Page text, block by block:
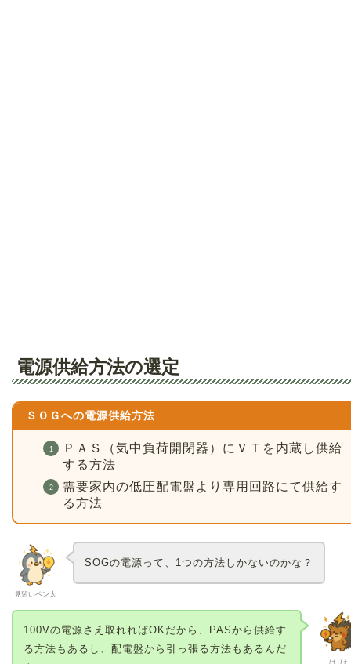
電源供給方法の選定
ＳＯＧへの電源供給方法
ＰＡＳ（気中負荷開閉器）にＶＴを内蔵し供給
する方法
需要家内の低圧配電盤より専用回路にて供給す
る方法
見習いペン太
SOGの電源って、1つの方法しかないのかな？
はりた
100Vの電源さえ取れればOKだから、PASから供給す
る方法もあるし、配電盤から引っ張る方法もあるんだ